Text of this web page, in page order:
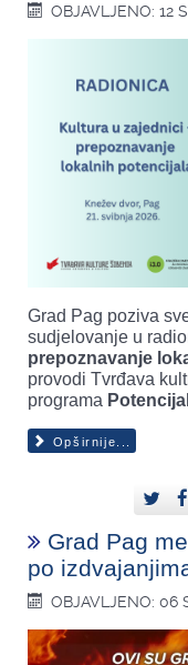
OBJAVLJENO: 12
Grad Pag poziva
sudjelovanje u
prepoznavanje
provodi Tvrđava
programa
Opširnije...
Grad Pag
po
OBJAVLJENO: 06